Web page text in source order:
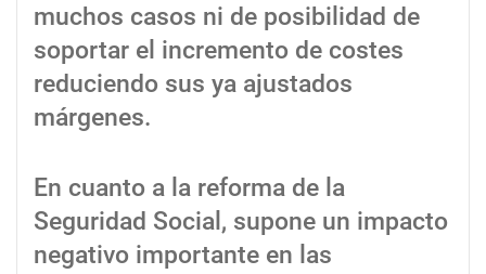
muchos casos ni de posibilidad de
soportar el incremento de costes
reduciendo sus ya ajustados
márgenes.
En cuanto a la reforma de la
Seguridad Social, supone un impacto
negativo importante en las